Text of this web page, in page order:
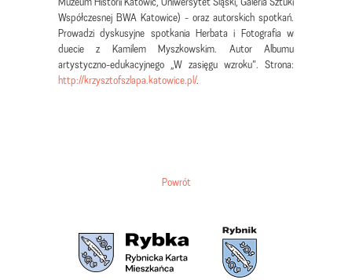
Współczesnej BWA Katowice) - oraz autorskich spotkań.
Prowadzi dyskusyjne spotkania Herbata i Fotografia w
duecie z Kamilem Myszkowskim. Autor Albumu
artystyczno-edukacyjnego „W zasięgu wzroku”. Strona:
http://krzysztofszlapa.katowice.pl/.
Powrót